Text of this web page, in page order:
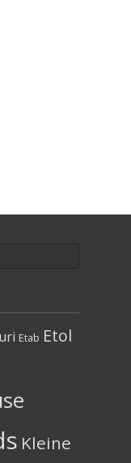
Etab Etol
Kleine